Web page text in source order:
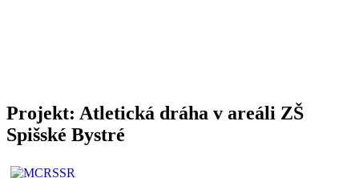
Projekt: Atletická dráha v areáli ZŠ
Spišské Bystré